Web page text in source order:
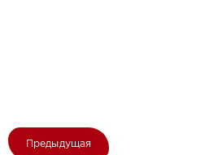
Предыдущая